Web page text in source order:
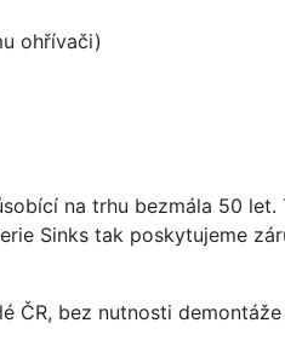
ohřívači)
na trhu bezmála 50
Sinks tak poskytujeme
ČR, bez nutnosti